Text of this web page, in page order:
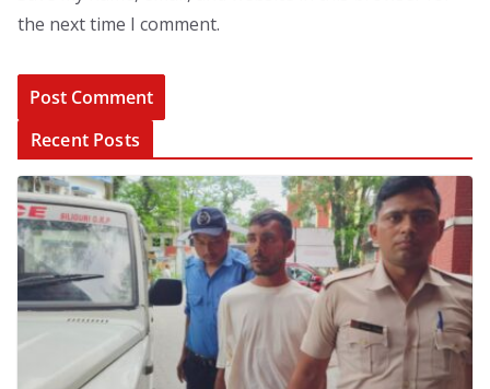
the next time I comment.
Recent Posts